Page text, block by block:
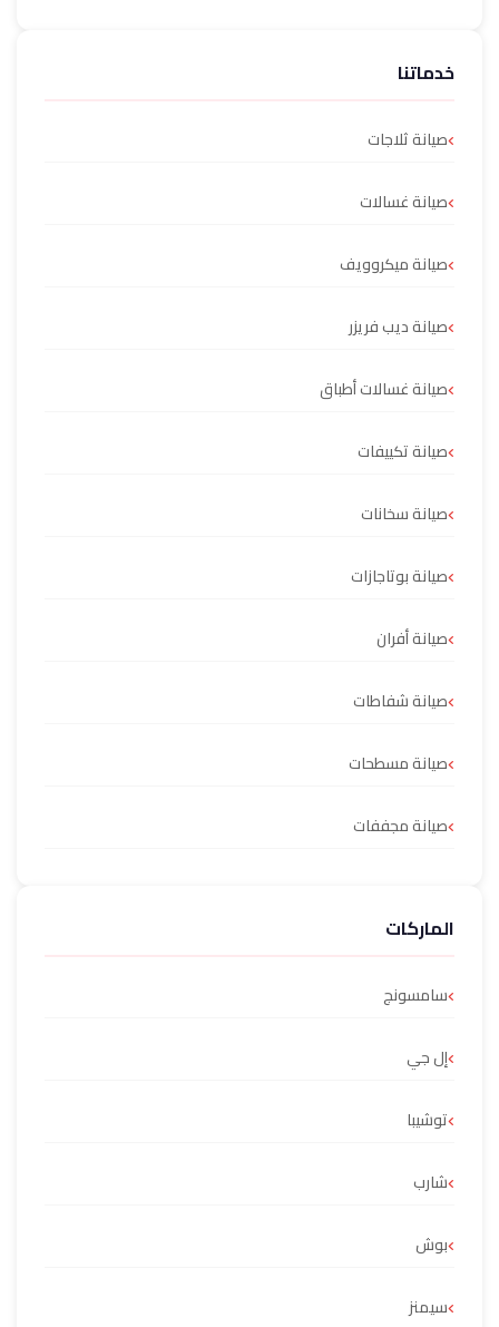
خدماتنا
صيانة ثلاجات
صيانة غسالات
صيانة ميكروويف
صيانة ديب فريزر
صيانة غسالات أطباق
صيانة تكييفات
صيانة سخانات
صيانة بوتاجازات
صيانة أفران
صيانة شفاطات
صيانة مسطحات
صيانة مجففات
الماركات
سامسونج
إل جي
توشيبا
شارب
بوش
سيمنز